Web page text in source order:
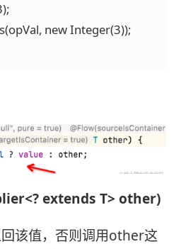
new Integer(3));
extends T> other)
该值，否则调用other这